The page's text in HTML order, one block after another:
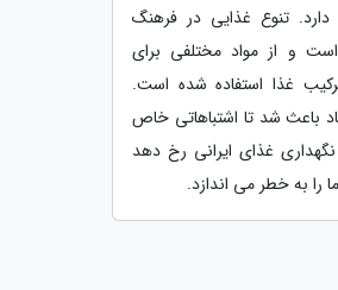
تنوع غذایی در فرهنگ
است و از مواد مختلفی برای
غذا استفاده شده است.
باعث شد تا اشتباهاتی خاص
غذای ایرانی رخ دهد
را به خطر می اندازد.